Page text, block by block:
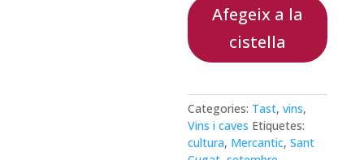
I
TAST
DE
VINS
09/09/26
Afegeix a la
cistella
Categories: Tast,vins,
Vins i caves Etiquetes:
cultura, Mercantic,Sant